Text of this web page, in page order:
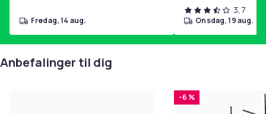
fredag, 14 aug.
3,7
onsdag, 19 aug.
Anbefalinger til dig
-6 %